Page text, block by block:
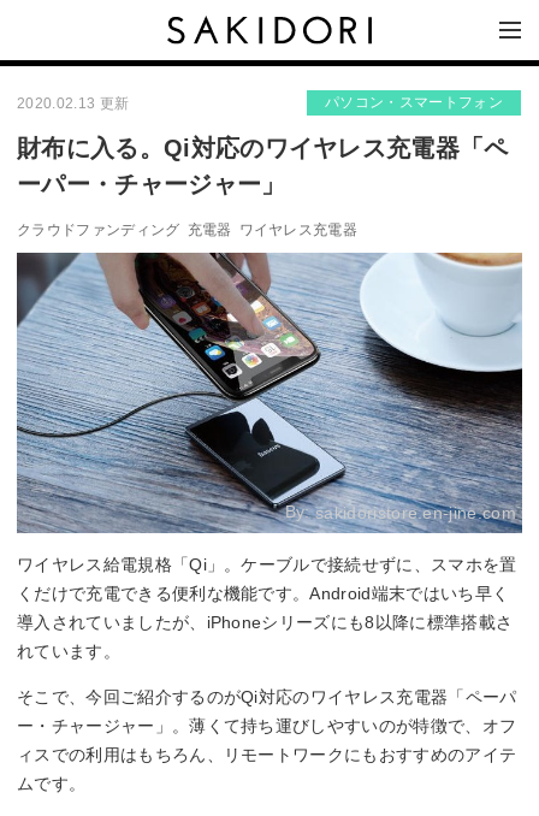
2020.02.13 更新 パソコン・スマートフォン
財布に入る。Qi対応のワイヤレス充電器「ペ
ーパー・チャージャー」
クラウドファンディング 充電器 ワイヤレス充電器
By:sakidoristore.en-jine.com
ワイヤレス給電規格「Qi」。ケーブルで接続せずに、スマホを置
くだけで充電できる便利な機能です。Android端末ではいち早く
導入されていましたが、iPhoneシリーズにも8以降に標準搭載さ
れています。
そこで、今回ご紹介するのがQi対応のワイヤレス充電器「ペーパ
ー・チャージャー」。薄くて持ち運びしやすいのが特徴で、オフ
ィスでの利用はもちろん、リモートワークにもおすすめのアイテ
ムです。